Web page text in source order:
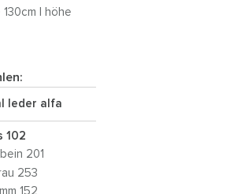
| höhe
leder alfa
102
201
253
152